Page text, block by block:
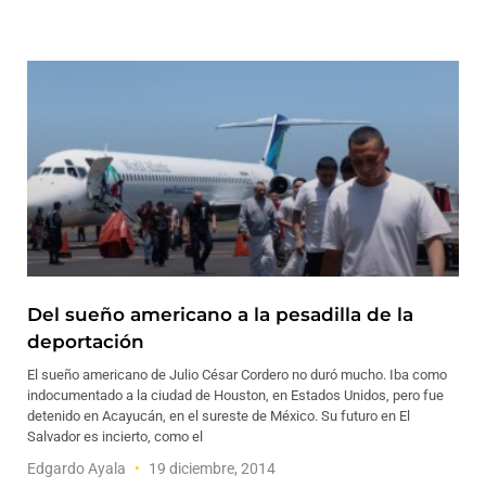
Del sueño americano a la pesadilla de la
deportación
El sueño americano de Julio César Cordero no duró mucho. Iba como
indocumentado a la ciudad de Houston, en Estados Unidos, pero fue
detenido en Acayucán, en el sureste de México. Su futuro en El
Salvador es incierto, como el
Edgardo Ayala 19 diciembre, 2014